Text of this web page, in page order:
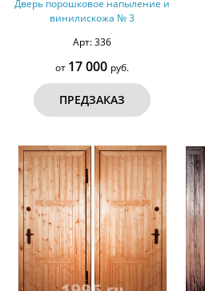
Дверь порошковое напыление и
винилискожа № 3
Арт: 336
от 17 000 руб.
ПРЕДЗАКАЗ